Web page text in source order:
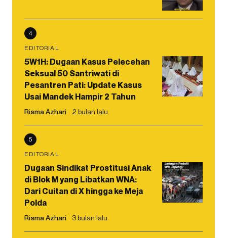
4
EDITORIAL
5W1H: Dugaan Kasus Pelecehan
Seksual 50 Santriwati di
Pesantren Pati: Update Kasus
Usai Mandek Hampir 2 Tahun
Risma Azhari 2 bulan lalu
5
EDITORIAL
Dugaan Sindikat Prostitusi Anak
di Blok M yang Libatkan WNA:
Dari Cuitan di X hingga ke Meja
Polda
Risma Azhari 3 bulan lalu